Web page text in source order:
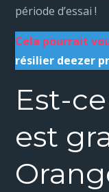
période d’essai !
Cela pourrait
résilier deezer
Est-
est